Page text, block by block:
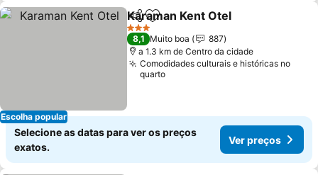
Escolha popular
PartilharAdicionar aos favoritos
Karaman Kent Otel
3 Estrelas
8,1 Muito boa
887
a 1.3 km de Centro da cidade
Comodidades culturais e históricas no
quarto
Selecione as datas para ver os preços
exatos.
Ver preços